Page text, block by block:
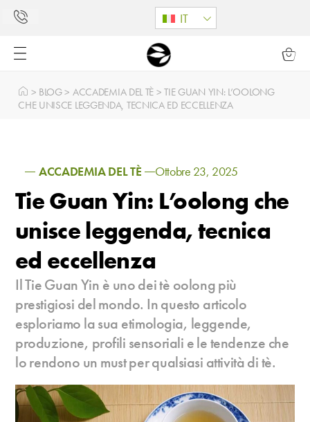
IT
> BLOG> ACCADEMIA DEL TÈ >TIE GUAN YIN: L’OOLONG
CHE UNISCE LEGGENDA, TECNICA ED ECCELLENZA
ACCADEMIA DEL TÈ Ottobre 23, 2025
Tie Guan Yin: L’oolong che
unisce leggenda, tecnica
ed eccellenza
Il Tie Guan Yin è uno dei tè oolong più
prestigiosi del mondo. In questo articolo
esploriamo la sua etimologia, leggende,
produzione, profili sensoriali e le tendenze che
lo rendono un must per qualsiasi attività di tè.